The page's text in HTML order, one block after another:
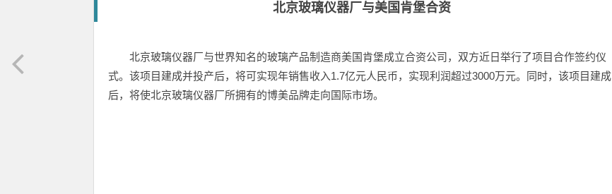
北京玻璃仪器厂与美国肯堡合资
北京玻璃仪器厂与世界知名的玻璃产品制造商美国肯堡成立合资公司，双方近日举行了项目合作签约仪
式。该项目建成并投产后，将可实现年销售收入1.7亿元人民币，实现利润超过3000万元。同时，该项目建成
后，将使北京玻璃仪器厂所拥有的博美品牌走向国际市场。